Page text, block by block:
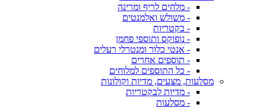
- מלחים לריף ומרינה
- משולש ואלמנטים
- בקטריות
- נופוקס ותוספי פחמן
- אנטי כלור ומנטרלי רעלים
- תוספים אחרים
- כל התוספים למלוחים
מסלעות, מצעים, מדיות וקולונות
- מדיות לבקטריות
- מסלעות